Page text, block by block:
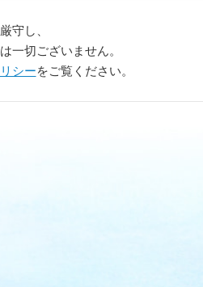
守し、
一切ございません。
シーをご覧ください。